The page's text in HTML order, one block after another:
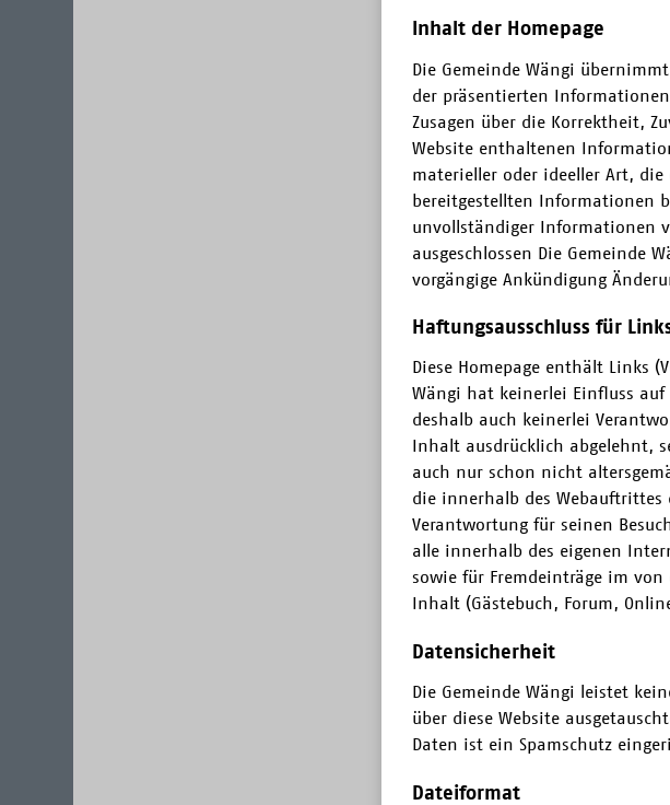
Inhalt der Homepage
Die Gemeinde Wängi
der präsentierten
Zusagen über die Korrektheit,
Website enthaltenen
materieller oder ideeller Art,
bereitgestellten Informationen
unvollständiger Informationen
ausgeschlossen Die Gemeinde
vorgängige Ankündigung
Haftungsausschluss für
Diese Homepage enthält Links
Wängi hat keinerlei Einfluss
deshalb auch keinerlei
Inhalt ausdrücklich abgelehnt,
auch nur schon nicht
die innerhalb des
Verantwortung für seinen
alle innerhalb des eigenen
sowie für Fremdeinträge im
Inhalt (Gästebuch, Forum,
Datensicherheit
Die Gemeinde Wängi leistet
über diese Website
Daten ist ein Spamschutz
Dateiformat